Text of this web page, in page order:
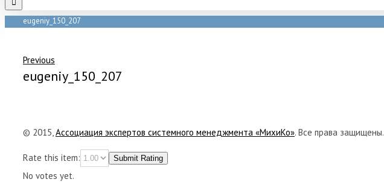
eugeniy_150_207
Previous
eugeniy_150_207
© 2015,Ассоциация экспертов системного менеджмента «МихиКо». Все права защищены.
Rate this item: Submit Rating
No votes yet.